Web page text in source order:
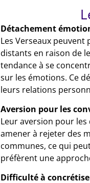
Détachement
Les Verseaux
distants en raison de
tendance à se
sur les émotions. Ce
leurs relations
Aversion pour les
Leur aversion pour
amener à rejeter des
communes, ce qui
préfèrent une
Difficulté à